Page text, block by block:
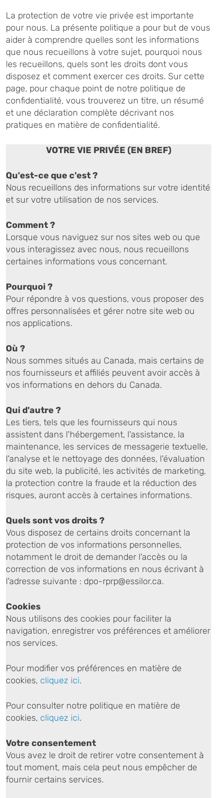
La protection de votre vie privée est importante
pour nous. La présente politique a pour but de vous
aider à comprendre quelles sont les informations
que nous recueillons à votre sujet, pourquoi nous
les recueillons, quels sont les droits dont vous
disposez et comment exercer ces droits. Sur cette
page, pour chaque point de notre politique de
confidentialité, vous trouverez un titre, un résumé
et une déclaration complète décrivant nos
pratiques en matière de confidentialité.
VOTRE VIE PRIVÉE (EN BREF)
Qu'est-ce que c'est ?
Nous recueillons des informations sur votre identité
et sur votre utilisation de nos services.
Comment ?
Lorsque vous naviguez sur nos sites web ou que
vous interagissez avec nous, nous recueillons
certaines informations vous concernant.
Pourquoi ?
Pour répondre à vos questions, vous proposer des
offres personnalisées et gérer notre site web ou
nos applications.
Où ?
Nous sommes situés au Canada, mais certains de
nos fournisseurs et affiliés peuvent avoir accès à
vos informations en dehors du Canada.
Qui d'autre ?
Les tiers, tels que les fournisseurs qui nous
assistent dans l'hébergement, l'assistance, la
maintenance, les services de messagerie textuelle,
l'analyse et le nettoyage des données, l'évaluation
du site web, la publicité, les activités de marketing,
la protection contre la fraude et la réduction des
risques, auront accès à certaines informations.
Quels sont vos droits ?
Vous disposez de certains droits concernant la
protection de vos informations personnelles,
notamment le droit de demander l'accès ou la
correction de vos informations en nous écrivant à
l'adresse suivante : dpo-rprp@essilor.ca.
Cookies
Nous utilisons des cookies pour faciliter la
navigation, enregistrer vos préférences et améliorer
nos services.
Pour modifier vos préférences en matière de
cookies, cliquez ici.
Pour consulter notre politique en matière de
cookies, cliquez ici.
Votre consentement
Vous avez le droit de retirer votre consentement à
tout moment, mais cela peut nous empêcher de
fournir certains services.